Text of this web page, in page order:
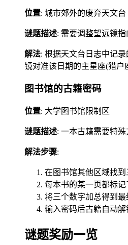
位置: 城市郊外的废弃天文台
谜题描述: 需要调整望远镜
解法: 根据天文台日志中记
镜对准该日期的主星座(猎户
图书馆的古籍密码
位置: 大学图书馆限制区
谜题描述: 一本古籍需要特
解法步骤:
在图书馆其他区域找
每本书的某一页都标记
将三个数字加总得到最
输入密码后古籍自动解
谜题奖励一览